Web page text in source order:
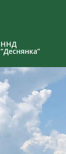
ННД
“Деснянка”